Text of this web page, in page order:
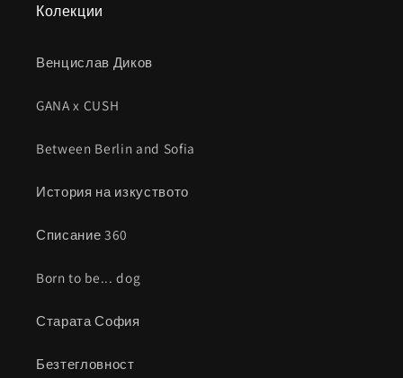
Колекции
Венцислав Диков
GANA x CUSH
Between Berlin and Sofia
История на изкуството
Списание 360
Born to be... dog
Старата София
Безтегловност